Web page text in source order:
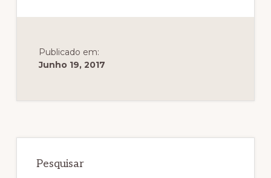
MADEIRA
Publicado em:
Junho 19, 2017
primária
Pesquisar